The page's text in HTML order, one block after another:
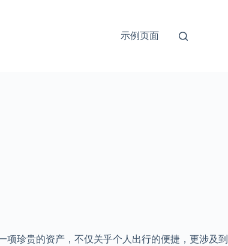
示例页面
珍贵的资产，不仅关乎个人出行的便捷，更涉及到